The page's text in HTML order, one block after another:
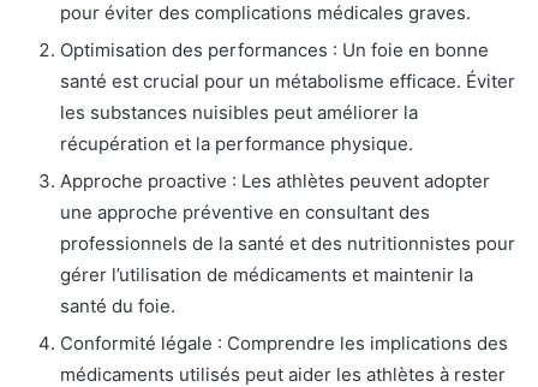
pour éviter des complications médicales graves.
Optimisation des performances : Un foie en bonne
santé est crucial pour un métabolisme efficace. Éviter
les substances nuisibles peut améliorer la
récupération et la performance physique.
Approche proactive : Les athlètes peuvent adopter
une approche préventive en consultant des
professionnels de la santé et des nutritionnistes pour
gérer l’utilisation de médicaments et maintenir la
santé du foie.
Conformité légale : Comprendre les implications des
médicaments utilisés peut aider les athlètes à rester